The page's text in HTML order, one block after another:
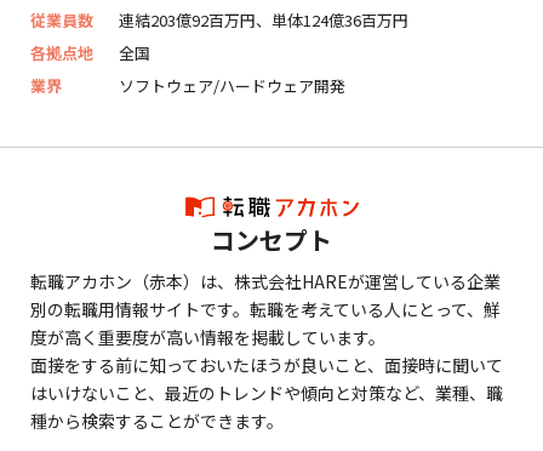
従業員数
連結203億92百万円、単体124億36百万円
各拠点地
全国
業界
ソフトウェア/ハードウェア開発
コンセプト
転職アカホン（赤本）は、株式会社HAREが運営している企業
別の転職用情報サイトです。転職を考えている人にとって、鮮
度が高く重要度が高い情報を掲載しています。
面接をする前に知っておいたほうが良いこと、面接時に聞いて
はいけないこと、最近のトレンドや傾向と対策など、業種、職
種から検索することができます。